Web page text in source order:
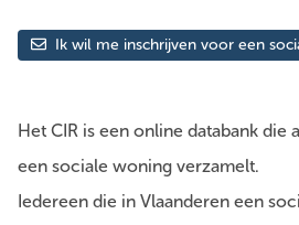
Ik wil me inschrijven voor een
Het CIR is een online databank
een sociale woning verzamelt.
Iedereen die in Vlaanderen een